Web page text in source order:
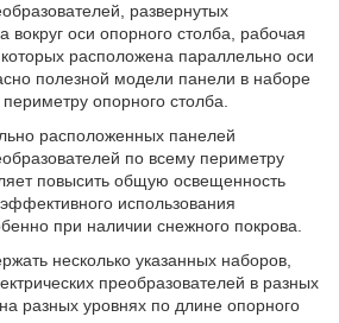
развернутых
вокруг оси опорного столба, рабочая
расположена параллельно оси
полезной модели панели в наборе
опорного столба.
расположенных панелей
по всему периметру
повысить общую освещенность
использования
при наличии снежного покрова.
несколько указанных наборов,
преобразователей в разных
разных уровнях по длине опорного